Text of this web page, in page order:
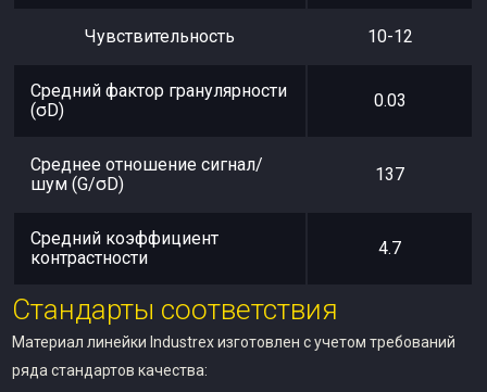
Чувствительность 10-12
Средний фактор гранулярности
(σD)
0.03
Среднее отношение сигнал/
шум (G/σD)
137
Средний коэффициент
контрастности
4.7
Стандарты соответствия
Материал линейки Industrex изготовлен с учетом требований
ряда стандартов качества: